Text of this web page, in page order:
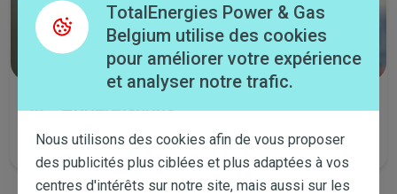
Appelez-nous
Tous les jours de la semaine de 8:00 à 19:00 et le samedi de 9:00 à
14:00.
TotalEnergies Power & Gas
Belgium utilise des cookies
pour améliorer votre expérience
et analyser notre trafic.
Nous utilisons des cookies afin de vous proposer
des publicités plus ciblées et plus adaptées à vos
centres d'intérêts sur notre site, mais aussi sur les